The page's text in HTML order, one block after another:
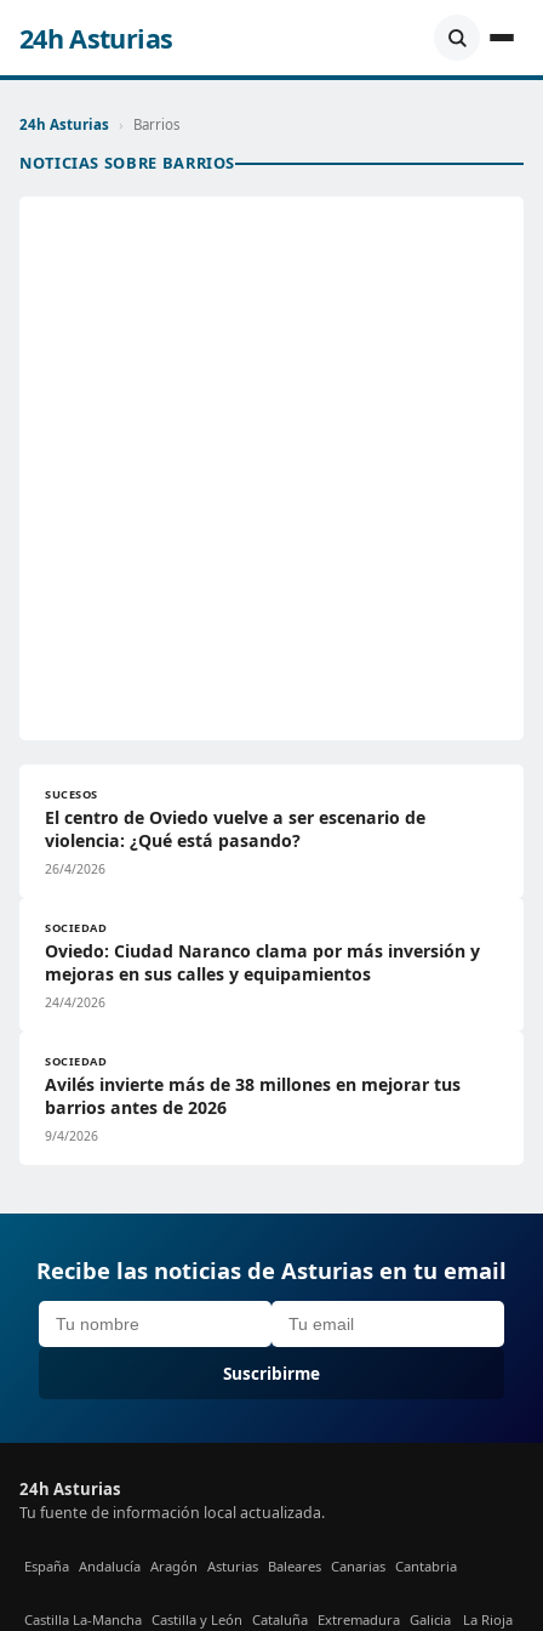
24h Asturias
24h Asturias › Barrios
NOTICIAS SOBRE BARRIOS
SUCESOS
El centro de Oviedo vuelve a ser escenario de
violencia: ¿Qué está pasando?
26/4/2026
SOCIEDAD
Oviedo: Ciudad Naranco clama por más inversión y
mejoras en sus calles y equipamientos
24/4/2026
SOCIEDAD
Avilés invierte más de 38 millones en mejorar tus
barrios antes de 2026
9/4/2026
Recibe las noticias de Asturias en tu email
Suscribirme
24h Asturias
Tu fuente de información local actualizada.
España Andalucía Aragón Asturias Baleares Canarias Cantabria
Castilla La-Mancha Castilla y León Cataluña Extremadura Galicia La Rioja